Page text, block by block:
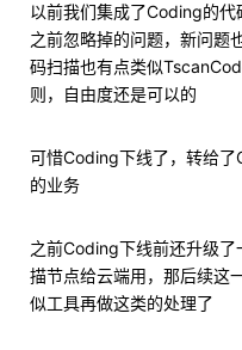
以前我们集成了Coding的
之前忽略掉的问题，新问题
码扫描也有点类似
则，自由度还是可以的
可惜Coding下线了，转给
的业务
之前Coding下线前还升级
描节点给云端用，那后续这
似工具再做这类的处理了